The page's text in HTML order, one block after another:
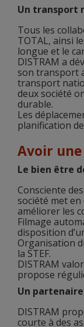
Un transport
Tous les
TOTAL, ainsi
longue et le
DISTRAM a
son transport
transport
deux société
durable.
Les
planification
Avoir
Le bien être
Consciente
société met
améliorer les
Filmage
disposition
Organisation
la STEF.
DISTRAM
propose
Un
DISTRAM
courte à des